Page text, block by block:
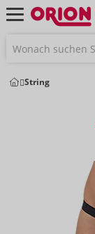
String